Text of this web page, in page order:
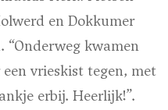
en Dokkumer
“Onderweg kwamen
vrieskist tegen, met
erbij. Heerlijk!”.